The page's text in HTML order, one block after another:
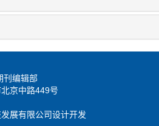
刊编辑部
北京中路449号
展有限公司设计开发